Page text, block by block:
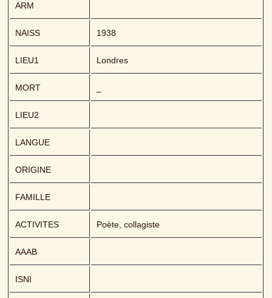
ARM
NAISS 1938
LIEU1 Londres
MORT
LIEU2
LANGUE
ORIGINE
FAMILLE
ACTIVITES Poète, collagiste
AAAB
ISNI